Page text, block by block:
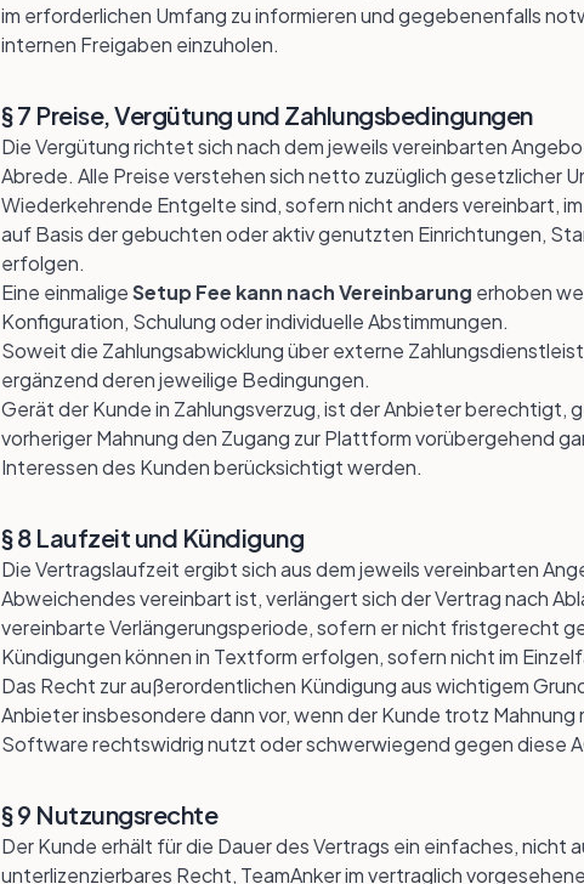
im erforderlichen Umfang zu informieren und gegebenenfalls
internen Freigaben einzuholen.
§ 7 Preise, Vergütung und Zahlungsbedingungen
Die Vergütung richtet sich nach dem jeweils vereinbarten
Abrede. Alle Preise verstehen sich netto zuzüglich gesetzlicher
Wiederkehrende Entgelte sind, sofern nicht anders vereinbart,
auf Basis der gebuchten oder aktiv genutzten Einrichtungen,
erfolgen.
Eine einmaligeSetup Fee kann nach Vereinbarung erhoben
Konfiguration, Schulung oder individuelle Abstimmungen.
Soweit die Zahlungsabwicklung über externe
ergänzend deren jeweilige Bedingungen.
Gerät der Kunde in Zahlungsverzug, ist der Anbieter berechtigt,
vorheriger Mahnung den Zugang zur Plattform vorübergehend
Interessen des Kunden berücksichtigt werden.
§ 8 Laufzeit und Kündigung
Die Vertragslaufzeit ergibt sich aus dem jeweils vereinbarten
Abweichendes vereinbart ist, verlängert sich der Vertrag nach
vereinbarte Verlängerungsperiode, sofern er nicht fristgerecht
Kündigungen können in Textform erfolgen, sofern nicht im
Das Recht zur außerordentlichen Kündigung aus wichtigem
Anbieter insbesondere dann vor, wenn der Kunde trotz Mahnung
Software rechtswidrig nutzt oder schwerwiegend gegen diese
§ 9 Nutzungsrechte
Der Kunde erhält für die Dauer des Vertrags ein einfaches, nicht
unterlizenzierbares Recht, TeamAnker im vertraglich